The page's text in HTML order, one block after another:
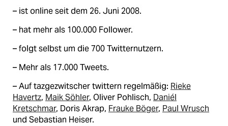
– ist online seit dem 26. Juni 2008.
– hat mehr als 100.000 Follower.
– folgt selbst um die 700 Twitternutzern.
– Mehr als 17.000 Tweets.
– Auf tazgezwitscher twittern regelmäßig: Rieke
Havertz, Maik Söhler, Oliver Pohlisch, Daniél
Kretschmar, Doris Akrap, Frauke Böger, Paul Wrusch
und Sebastian Heiser.